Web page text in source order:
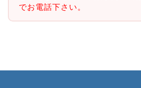
でお電話下さい。